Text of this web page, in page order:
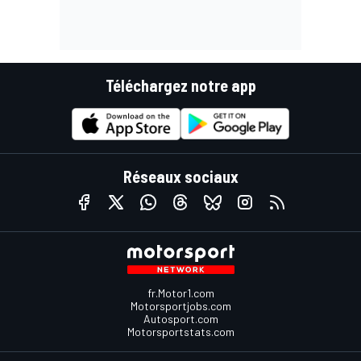
Téléchargez notre app
Réseaux sociaux
fr.Motor1.com
Motorsportjobs.com
Autosport.com
Motorsportstats.com